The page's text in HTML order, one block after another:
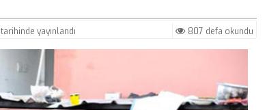
807 defa okundu
tarihinde yayınlandı